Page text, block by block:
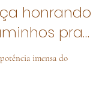
honrando
pra
imensa do